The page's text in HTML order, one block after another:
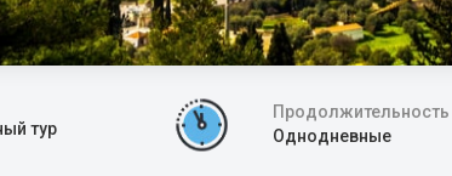
тур
Продолжительность
Однодневные